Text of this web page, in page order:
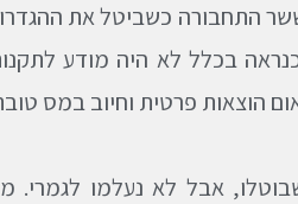
התחבורה כשביטל את
כנראה בכלל לא היה מודע
הוצאות פרטית וחיוב במס
אבל לא נעלמו לגמרי.